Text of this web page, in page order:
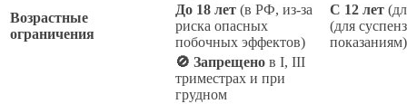
Возрастные
ограничения
До 18 лет (в РФ, из-за
риска опасных
побочных эффектов)
С 12 лет
(для
показаниям)
🚫 Запрещено в I, III
триместрах и при
грудном